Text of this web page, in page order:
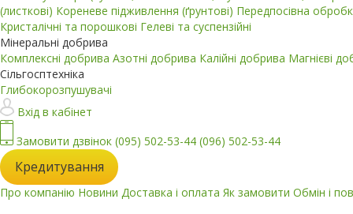
(листкові) Кореневе підживлення (ґрунтові) Передпосівна
Кристалічні та порошкові Гелеві та суспензійні
Мінеральні добрива
Комплексні добрива Азотні добрива Калійні добрива Магнієві
Сільгосптехніка
Глибокорозпушувачі
Вхід в кабінет
Замовити дзвінок (095) 502-53-44 (096) 502-53-44
Кредитування
Про компанію Новини Доставка і оплата Як замовити Обмін і